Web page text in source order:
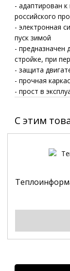
- адаптирован
российского
- электронная
пуск зимой
- предназначен
стройке, при
- защита
- прочная
- прост в
C этим